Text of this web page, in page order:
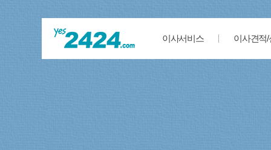
이사서비스 이사견적/